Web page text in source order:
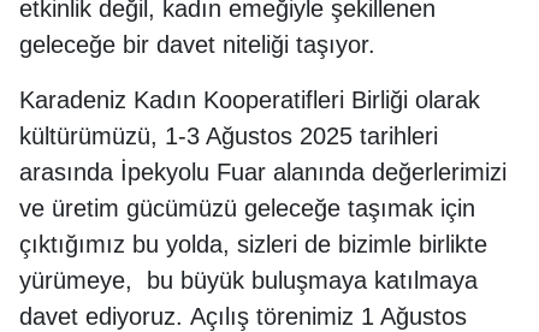
etkinlik değil, kadın emeğiyle şekillenen
geleceğe bir davet niteliği taşıyor.
Karadeniz Kadın Kooperatifleri Birliği olarak
kültürümüzü, 1-3 Ağustos 2025 tarihleri
arasında İpekyolu Fuar alanında değerlerimizi
ve üretim gücümüzü geleceğe taşımak için
çıktığımız bu yolda, sizleri de bizimle birlikte
yürümeye, bu büyük buluşmaya katılmaya
davet ediyoruz. Açılış törenimiz 1 Ağustos